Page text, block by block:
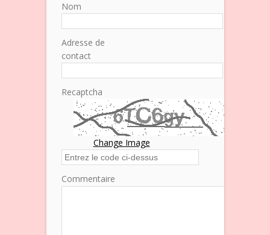
Nom
Adresse de
contact
Recaptcha
Change Image
Commentaire